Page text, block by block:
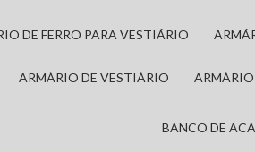
DE FERRO PARA VESTIÁRIO
ARMÁRIO DE VESTIÁRIO
BANCO DE